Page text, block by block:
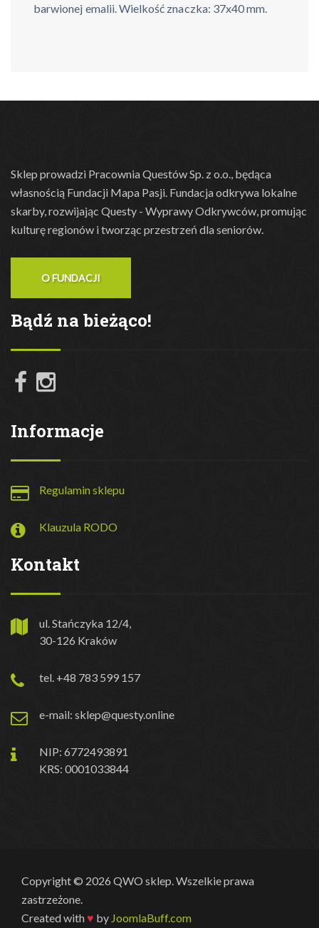
barwionej emalii. Wielkość znaczka: 37x40 mm.
Sklep prowadzi Pracownia Questów Sp. z o.o., będąca
własnością Fundacji Mapa Pasji. Fundacja odkrywa lokalne
skarby, rozwijając Questy - Wyprawy Odkrywców, promując
kulturę regionów i tworząc przestrzeń dla seniorów.
O FUNDACJI
Bądź na bieżąco!
Informacje
Regulamin sklepu
Klauzula RODO
Kontakt
ul. Stańczyka 12/4,
30-126 Kraków
tel. +48 783 599 157
e-mail: sklep@questy.online
NIP: 6772493891
KRS: 0001033844
Copyright © 2026 QWO sklep. Wszelkie prawa
zastrzeżone.
Created with♥ by JoomlaBuff.com